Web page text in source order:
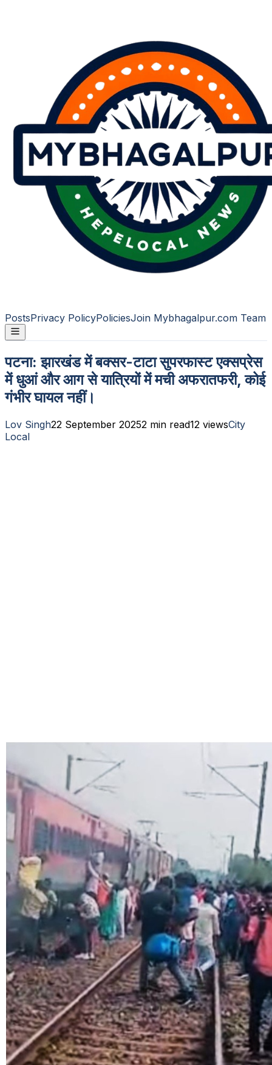
PostsPrivacy PolicyPoliciesJoin Mybhagalpur.com Team
पटना: झारखंड में बक्सर-टाटा सुपरफास्ट एक्सप्रेस
में धुआं और आग से यात्रियों में मची अफरातफरी, कोई
गंभीर घायल नहीं।
Lov Singh22 September 20252 min read12 viewsCity
Local